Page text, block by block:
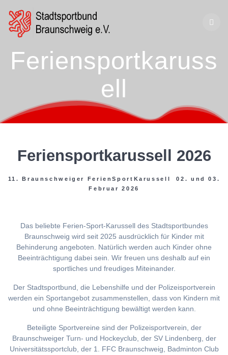
Feriensportkaruss
ell
Feriensportkarussell 2026
11. Braunschweiger FerienSportKarussell 02. und 03.
Februar 2026
Das beliebte Ferien-Sport-Karussell des Stadtsportbundes
Braunschweig wird seit 2025 ausdrücklich für Kinder mit
Behinderung angeboten. Natürlich werden auch Kinder ohne
Beeinträchtigung dabei sein. Wir freuen uns deshalb auf ein
sportliches und freudiges Miteinander.
Der Stadtsportbund, die Lebenshilfe und der Polizeisportverein
werden ein Sportangebot zusammenstellen, dass von Kindern mit
und ohne Beeinträchtigung bewältigt werden kann.
Beteiligte Sportvereine sind der Polizeisportverein, der
Braunschweiger Turn- und Hockeyclub, der SV Lindenberg, der
Universitätssportclub, der 1. FFC Braunschweig, Badminton Club